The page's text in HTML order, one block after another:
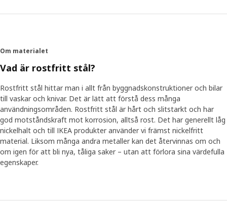
Om materialet
Vad är rostfritt stål?
Rostfritt stål hittar man i allt från byggnadskonstruktioner och bilar
till vaskar och knivar. Det är lätt att förstå dess många
användningsområden. Rostfritt stål är hårt och slitstarkt och har
god motståndskraft mot korrosion, alltså rost. Det har generellt låg
nickelhalt och till IKEA produkter använder vi främst nickelfritt
material. Liksom många andra metaller kan det återvinnas om och
om igen för att bli nya, tåliga saker – utan att förlora sina värdefulla
egenskaper.